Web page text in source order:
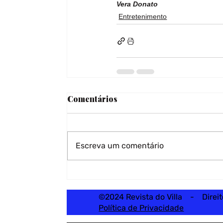
Vera Donato
Entretenimento
Comentários
Escreva um comentário
©2024 Revista do Villa -
Política de Privacidade